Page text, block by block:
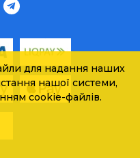
для надання наших
нашої системи,
cookie-файлів.